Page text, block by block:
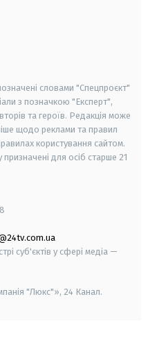
словами "Спецпроєкт"
з позначкою "Експерт",
та героїв. Редакція може
щодо реклами та правил
користування сайтом.
призначені для осіб старше 21
суб'єктів у сфері медіа —
"Люкс"», 24 Канал.